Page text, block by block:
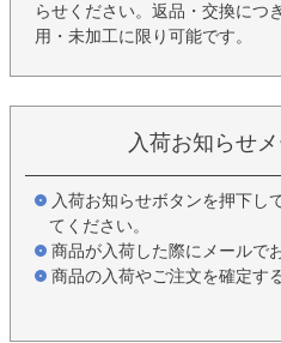
らせください。返品・交換につ
用・未加工に限り可能です。
入荷お知らせ
入荷お知らせボタンを押下し
てください。
商品が入荷した際にメールで
商品の入荷やご注文を確定す